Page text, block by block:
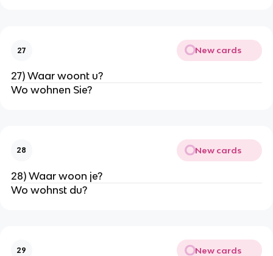
27 New cards
27) Waar woont u?
Wo wohnen Sie?
28 New cards
28) Waar woon je?
Wo wohnst du?
29 New cards